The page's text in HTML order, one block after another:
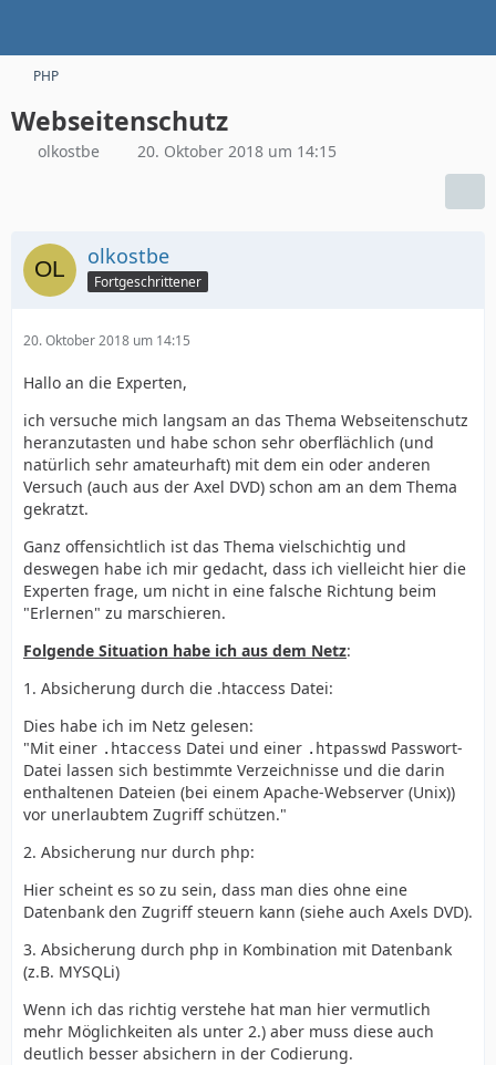
PHP
Webseitenschutz
olkostbe 20. Oktober 2018 um 14:15
olkostbe
Fortgeschrittener
20. Oktober 2018 um 14:15
Hallo an die Experten,
ich versuche mich langsam an das Thema Webseitenschutz
heranzutasten und habe schon sehr oberflächlich (und
natürlich sehr amateurhaft) mit dem ein oder anderen
Versuch (auch aus der Axel DVD) schon am an dem Thema
gekratzt.
Ganz offensichtlich ist das Thema vielschichtig und
deswegen habe ich mir gedacht, dass ich vielleicht hier die
Experten frage, um nicht in eine falsche Richtung beim
"Erlernen" zu marschieren.
Folgende Situation habe ich aus dem Netz:
1. Absicherung durch die .htaccess Datei:
Dies habe ich im Netz gelesen:
"Mit einer .htaccess Datei und einer .htpasswd Passwort-
Datei lassen sich bestimmte Verzeichnisse und die darin
enthaltenen Dateien (bei einem Apache-Webserver (Unix))
vor unerlaubtem Zugriff schützen."
2. Absicherung nur durch php:
Hier scheint es so zu sein, dass man dies ohne eine
Datenbank den Zugriff steuern kann (siehe auch Axels DVD).
3. Absicherung durch php in Kombination mit Datenbank
(z.B. MYSQLi)
Wenn ich das richtig verstehe hat man hier vermutlich
mehr Möglichkeiten als unter 2.) aber muss diese auch
deutlich besser absichern in der Codierung.